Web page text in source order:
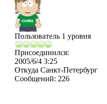
Пользователь 1 уровня
Присоединился:
2005/6/4 3:25
Откуда Санкт-Петербург
Сообщений: 226